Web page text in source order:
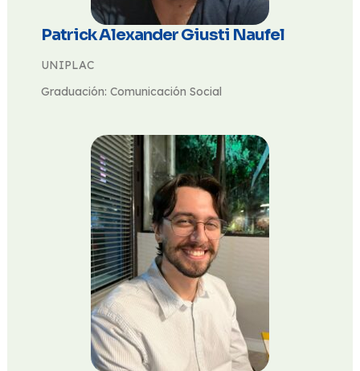
Patrick Alexander Giusti Naufel
UNIPLAC
Graduación: Comunicación Social